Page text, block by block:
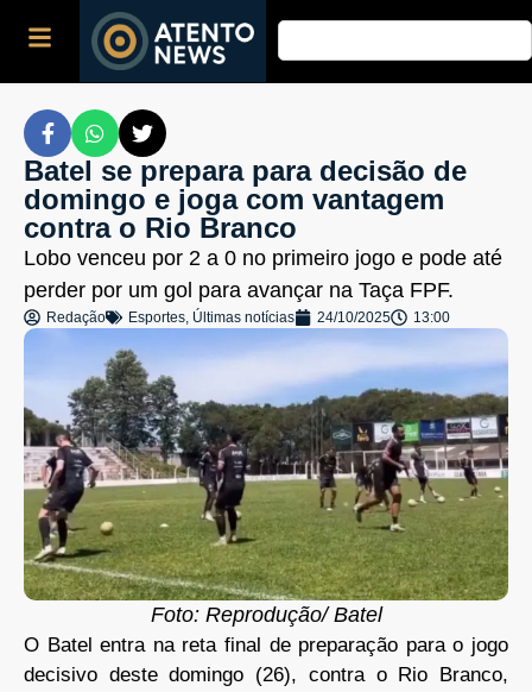
Batel se prepara para decisão de
domingo e joga com vantagem
contra o Rio Branco
Lobo venceu por 2 a 0 no primeiro jogo e pode até
perder por um gol para avançar na Taça FPF.
Redação Esportes, Últimas notícias 24/10/2025 13:00
Foto: Reprodução/ Batel
O Batel entra na reta final de preparação para o jogo
decisivo deste domingo (26), contra o Rio Branco,